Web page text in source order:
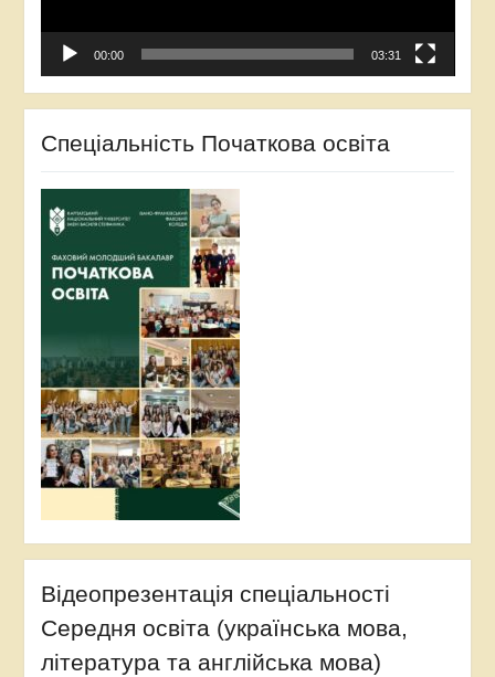
00:00 03:31
Спеціальність Початкова освіта
Відеопрезентація спеціальності
Середня освіта (українська мова,
література та англійська мова)